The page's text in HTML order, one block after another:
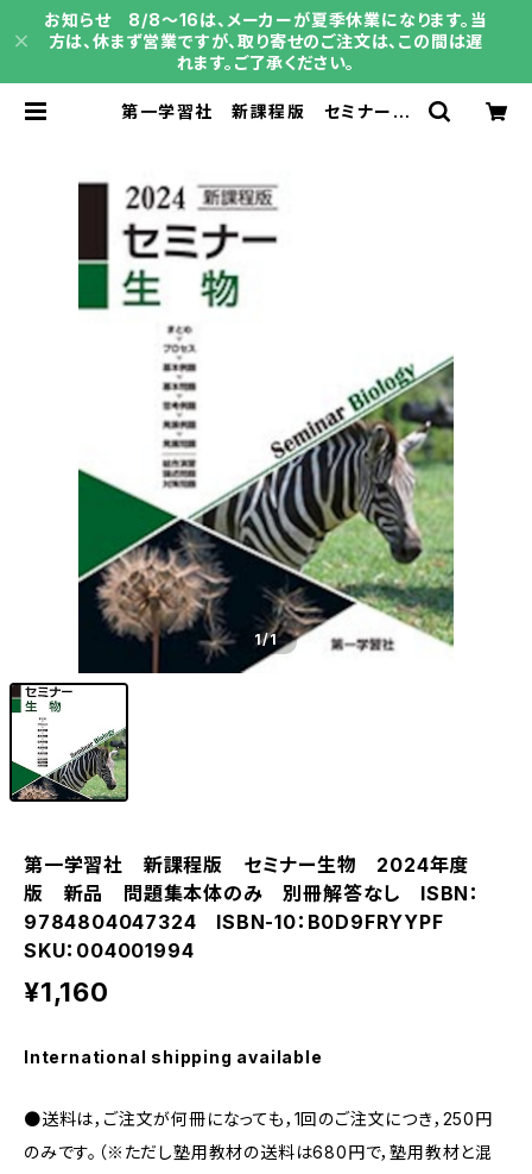
お知らせ 8/8～16は、メーカーが夏季休業になります。当
方は、休まず営業ですが、取り寄せのご注文は、この間は遅
れます。ご了承ください。
第一学習社 新課程版 セミナー生
FRYYPF SKU：004001994 | 育
之書店（いくのしょてん）
1/1
第一学習社 新課程版 セミナー生物 2024年度
版 新品 問題集本体のみ 別冊解答なし ISBN：
9784804047324 ISBN-10：B0D9FRYYPF
SKU：004001994
¥1,160
International shipping available
●送料は，ご注文が何冊になっても，1回のご注文につき，250円
のみです。（※ただし塾用教材の送料は680円で，塾用教材と混